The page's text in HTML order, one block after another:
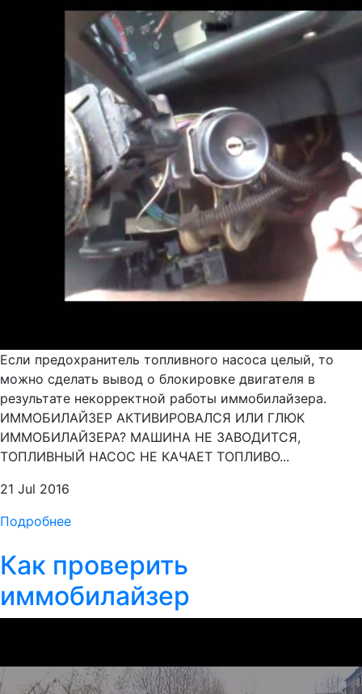
Если предохранитель топливного насоса целый, то
можно сделать вывод о блокировке двигателя в
результате некорректной работы иммобилайзера.
ИММОБИЛАЙЗЕР АКТИВИРОВАЛСЯ ИЛИ ГЛЮК
ИММОБИЛАЙЗЕРА? МАШИНА НЕ ЗАВОДИТСЯ,
ТОПЛИВНЫЙ НАСОС НЕ КАЧАЕТ ТОПЛИВО...
21 Jul 2016
Подробнее
Как проверить
иммобилайзер